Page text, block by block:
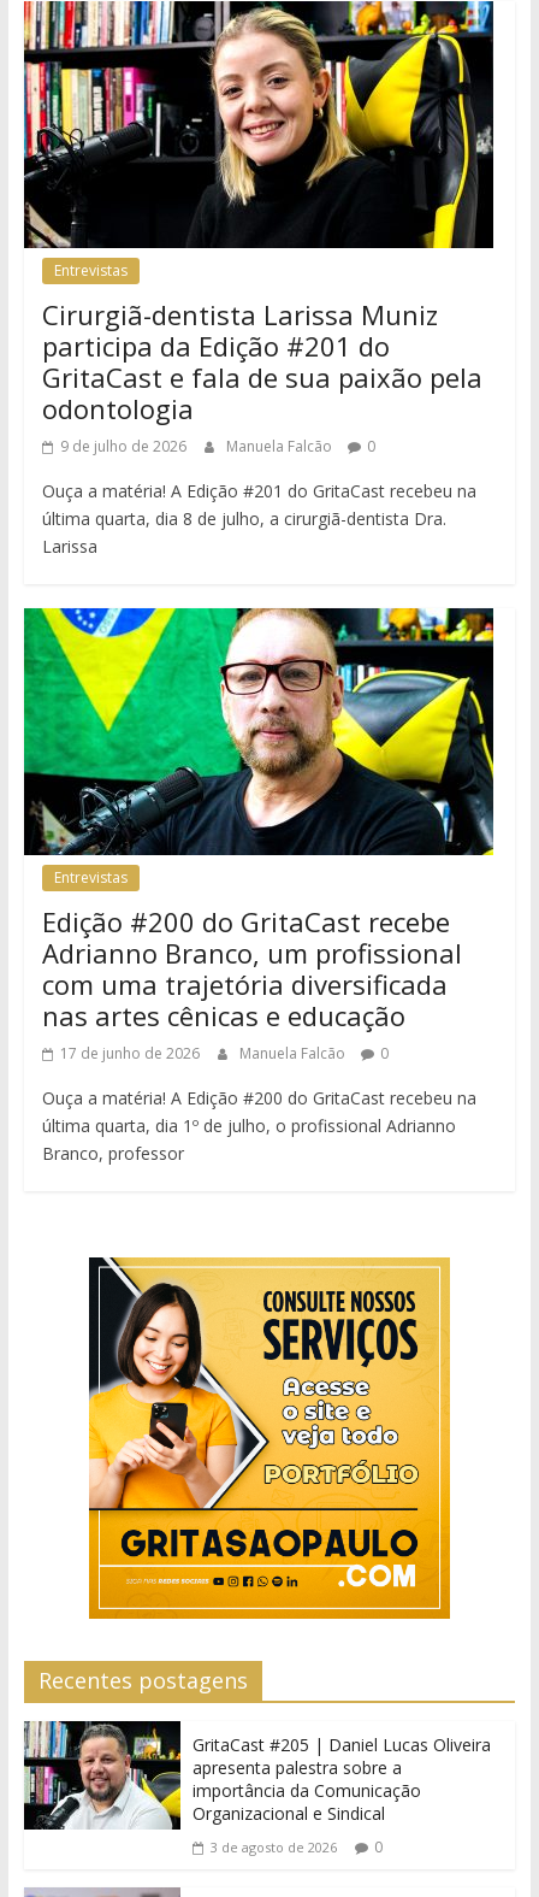
Entrevistas
Cirurgiã-dentista Larissa Muniz
participa da Edição #201 do
GritaCast e fala de sua paixão pela
odontologia
9 de julho de 2026 Manuela Falcão 0
Ouça a matéria! A Edição #201 do GritaCast recebeu na
última quarta, dia 8 de julho, a cirurgiã-dentista Dra.
Larissa
Entrevistas
Edição #200 do GritaCast recebe
Adrianno Branco, um profissional
com uma trajetória diversificada
nas artes cênicas e educação
17 de junho de 2026 Manuela Falcão 0
Ouça a matéria! A Edição #200 do GritaCast recebeu na
última quarta, dia 1º de julho, o profissional Adrianno
Branco, professor
Recentes postagens
GritaCast #205 | Daniel Lucas Oliveira
apresenta palestra sobre a
importância da Comunicação
Organizacional e Sindical
3 de agosto de 2026 0